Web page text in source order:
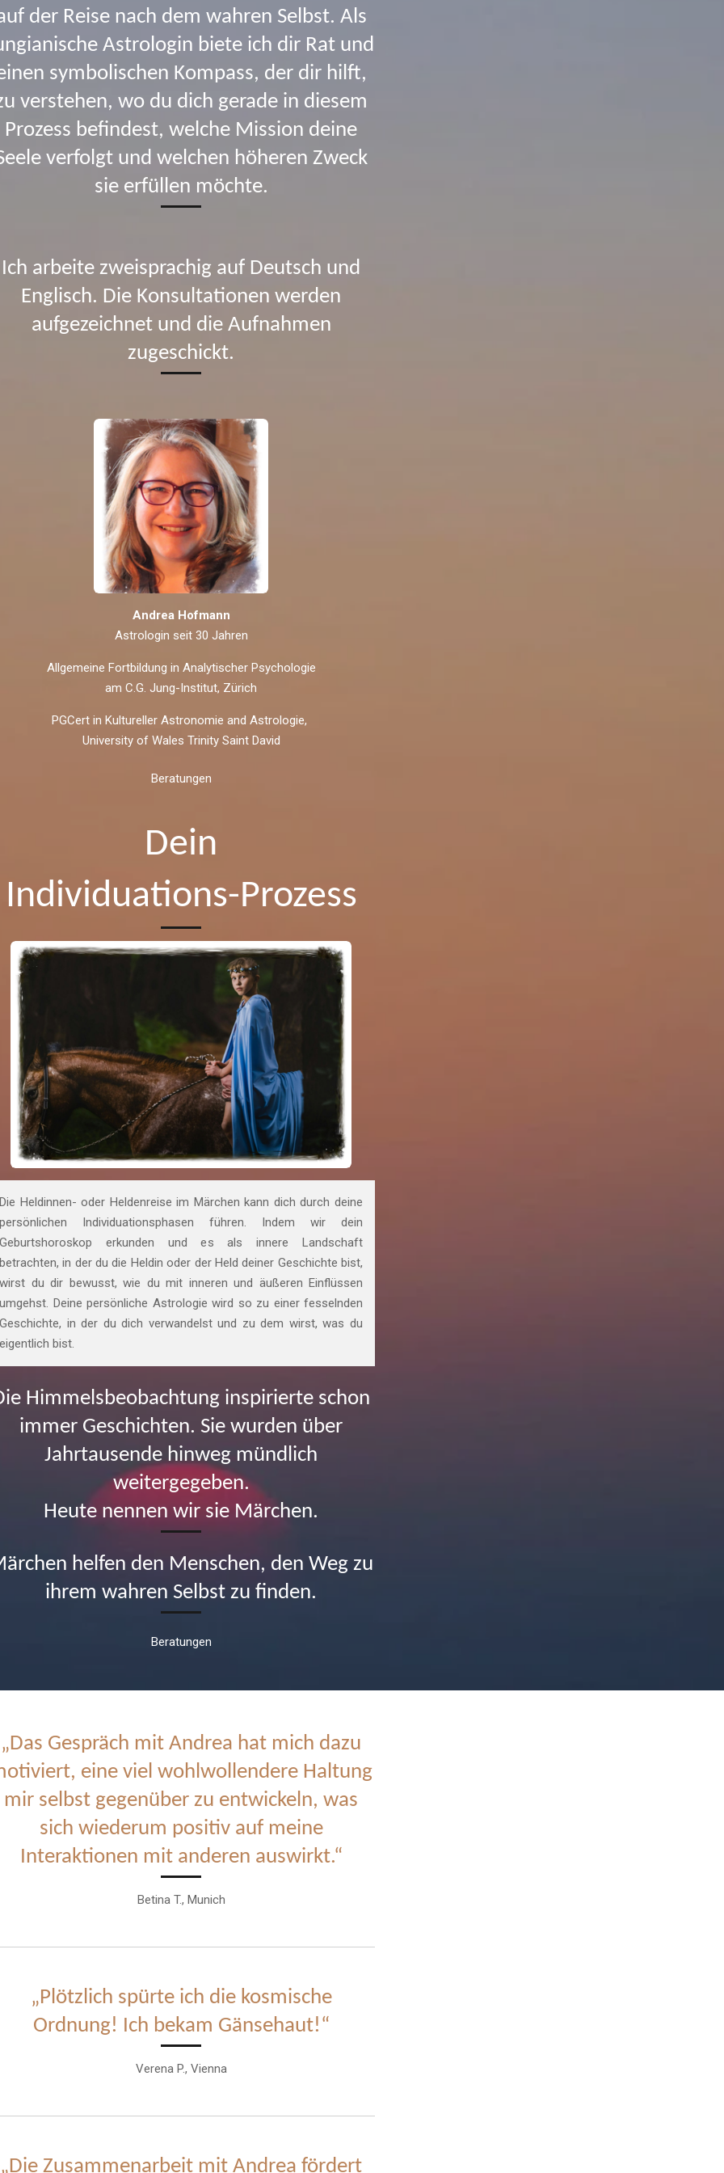
der Reise nach dem wahren Selbst. Als
Astrologin biete ich dir Rat und
symbolischen Kompass, der dir hilft,
verstehen, wo du dich gerade in diesem
Prozess befindest, welche Mission deine
verfolgt und welchen höheren Zweck
sie erfüllen möchte.
Ich arbeite zweisprachig auf Deutsch und
Englisch. Die Konsultationen werden
aufgezeichnet und die Aufnahmen
zugeschickt.
Andrea Hofmann
Astrologin seit 30 Jahren
Allgemeine Fortbildung in Analytischer Psychologie
am C.G. Jung-Institut, Zürich
PGCert in Kultureller Astronomie and Astrologie,
University of Wales Trinity Saint David
Beratungen
Dein
Individuations-Prozess
Die Heldinnen- oder Heldenreise im Märchen kann dich durch deine
persönlichen Individuationsphasen führen. Indem wir dein
Geburtshoroskop erkunden und es als innere Landschaft
betrachten, in der du die Heldin oder der Held deiner Geschichte bist,
wirst du dir bewusst, wie du mit inneren und äußeren Einflüssen
umgehst. Deine persönliche Astrologie wird so zu einer fesselnden
Geschichte, in der du dich verwandelst und zu dem wirst, was du
eigentlich bist.
Himmelsbeobachtung inspirierte schon
immer Geschichten. Sie wurden über
Jahrtausende hinweg mündlich
weitergegeben.
Heute nennen wir sie Märchen.
helfen den Menschen, den Weg zu
ihrem wahren Selbst zu finden.
Beratungen
„Das Gespräch mit Andrea hat mich dazu
eine viel wohlwollendere Haltung
mir selbst gegenüber zu entwickeln, was
sich wiederum positiv auf meine
Interaktionen mit anderen auswirkt.“
Betina T., Munich
„Plötzlich spürte ich die kosmische
Ordnung! Ich bekam Gänsehaut!“
Verena P., Vienna
„Die Zusammenarbeit mit Andrea fördert